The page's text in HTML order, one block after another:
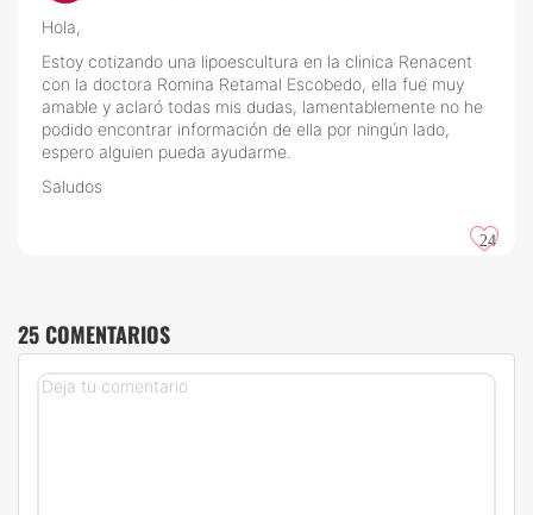
Hola,
Estoy cotizando una lipoescultura en la clinica Renacent
con la doctora Romina Retamal Escobedo, ella fue muy
amable y aclaró todas mis dudas, lamentablemente no he
podido encontrar información de ella por ningún lado,
espero alguien pueda ayudarme.
Saludos
24
25 COMENTARIOS